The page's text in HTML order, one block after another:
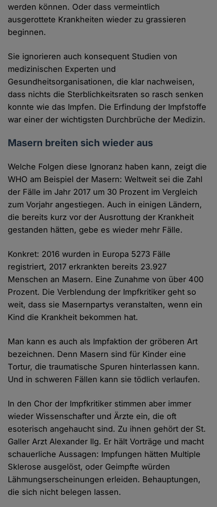
werden können. Oder dass vermeintlich
ausgerottete Krankheiten wieder zu grassieren
beginnen.
Sie ignorieren auch konsequent Studien von
medizinischen Experten und
Gesundheitsorganisationen, die klar nachweisen,
dass nichts die Sterblichkeitsraten so rasch senken
konnte wie das Impfen. Die Erfindung der Impfstoffe
war einer der wichtigsten Durchbrüche der Medizin.
Masern breiten sich wieder aus
Welche Folgen diese Ignoranz haben kann, zeigt die
WHO am Beispiel der Masern: Weltweit sei die Zahl
der Fälle im Jahr 2017 um 30 Prozent im Vergleich
zum Vorjahr angestiegen. Auch in einigen Ländern,
die bereits kurz vor der Ausrottung der Krankheit
gestanden hätten, gebe es wieder mehr Fälle.
Konkret: 2016 wurden in Europa 5273 Fälle
registriert, 2017 erkrankten bereits 23.927
Menschen an Masern. Eine Zunahme von über 400
Prozent. Die Verblendung der Impfkritiker geht so
weit, dass sie Masernpartys veranstalten, wenn ein
Kind die Krankheit bekommen hat.
Man kann es auch als Impfaktion der gröberen Art
bezeichnen. Denn Masern sind für Kinder eine
Tortur, die traumatische Spuren hinterlassen kann.
Und in schweren Fällen kann sie tödlich verlaufen.
In den Chor der Impfkritiker stimmen aber immer
wieder Wissenschafter und Ärzte ein, die oft
esoterisch angehaucht sind. Zu ihnen gehört der St.
Galler Arzt Alexander Ilg. Er hält Vorträge und macht
schauerliche Aussagen: Impfungen hätten Multiple
Sklerose ausgelöst, oder Geimpfte würden
Lähmungserscheinungen erleiden. Behauptungen,
die sich nicht belegen lassen.